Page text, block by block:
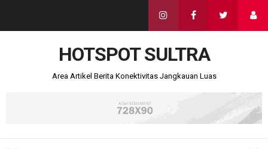
HOTSPOT SULTRA
Area Artikel Berita Konektivitas Jangkauan Luas